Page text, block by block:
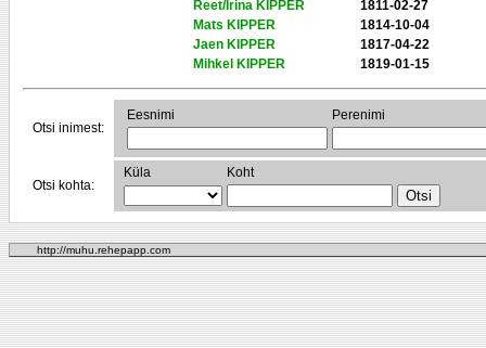
Reet/Irina KIPPER
1811-02-27
Mats KIPPER
1814-10-04
Jaen KIPPER
1817-04-22
Mihkel KIPPER
1819-01-15
Otsi inimest:
Eesnimi Perenimi
Otsi kohta:
Küla Koht
http://muhu.rehepapp.com